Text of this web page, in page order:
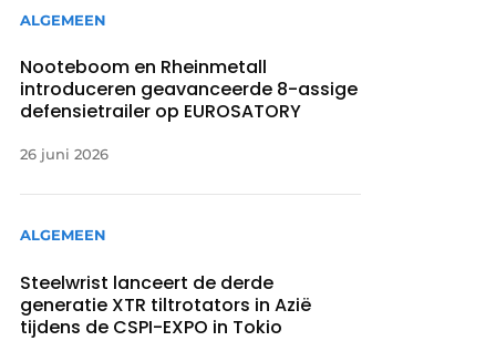
ALGEMEEN
Nooteboom en Rheinmetall
introduceren geavanceerde 8-assige
defensietrailer op EUROSATORY
26 juni 2026
ALGEMEEN
Steelwrist lanceert de derde
generatie XTR tiltrotators in Azië
tijdens de CSPI-EXPO in Tokio